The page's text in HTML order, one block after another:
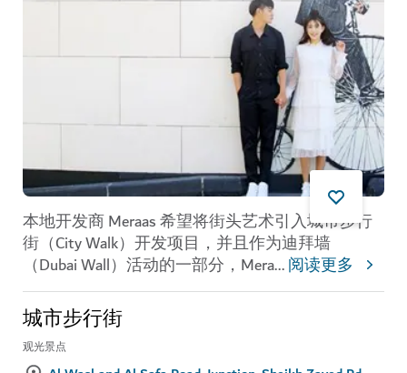
本地开发商 Meraas 希望将街头艺术引入城市步行
街（City Walk）开发项目，并且作为迪拜墙
（Dubai Wall）活动的一部分，Mera...阅读更多
城市步行街
观光景点